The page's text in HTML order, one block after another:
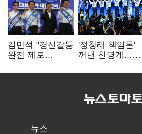
김민석 "경선갈등
완전 제로
"반명 공세
'정청래 책임론'
꺼낸 친명계…
추가투표 때리기
뉴스